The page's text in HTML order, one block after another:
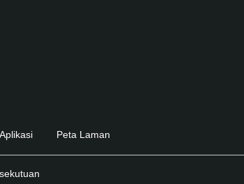
Peta Laman